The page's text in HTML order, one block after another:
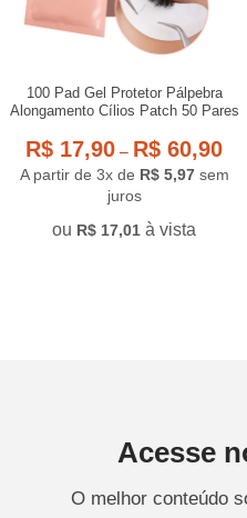
100 Pad Gel Protetor Pálpebra
Alongamento Cílios Patch 50 Pares
R$ 17,90 – R$ 60,90
A partir de 3x de R$5,97 sem
juros
ou R$ 17,01 à vista
Acesse
O melhor conteúdo